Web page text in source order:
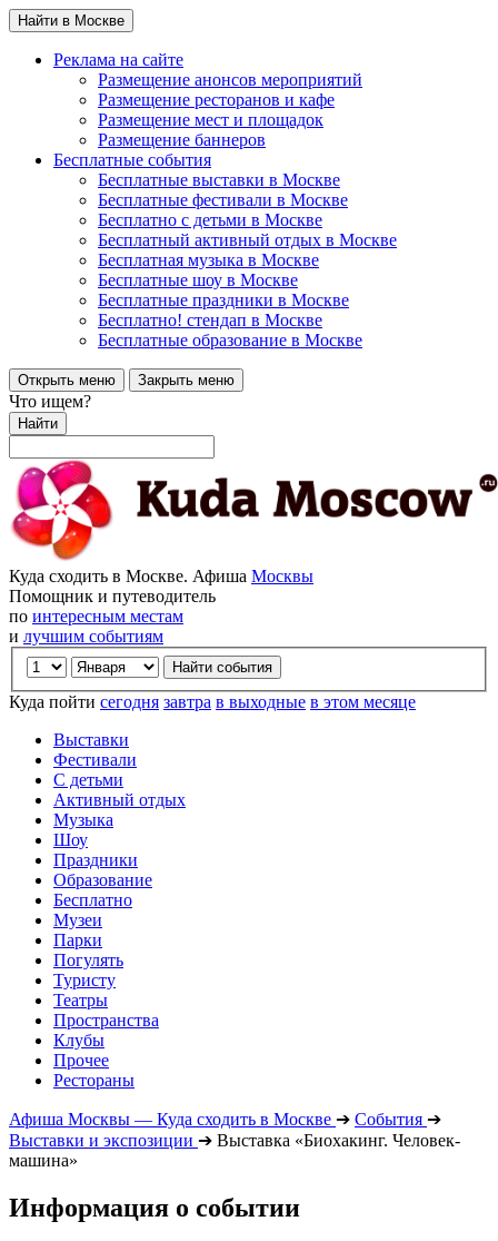
Найти в Москве
Реклама на сайте
Размещение анонсов мероприятий
Размещение ресторанов и кафе
Размещение мест и площадок
Размещение баннеров
Бесплатные события
Бесплатные выставки в Москве
Бесплатные фестивали в Москве
Бесплатно с детьми в Москве
Бесплатный активный отдых в Москве
Бесплатная музыка в Москве
Бесплатные шоу в Москве
Бесплатные праздники в Москве
Бесплатно! стендап в Москве
Бесплатные образование в Москве
Открыть меню Закрыть меню
Что ищем?
Найти
Куда сходить в Москве. Афиша Москвы
Помощник и путеводитель
по интересным местам
и лучшим событиям
Куда пойти сегодня завтра в выходные в этом месяце
Выставки
Фестивали
С детьми
Активный отдых
Музыка
Шоу
Праздники
Образование
Бесплатно
Музеи
Парки
Погулять
Туристу
Театры
Пространства
Клубы
Прочее
Рестораны
Афиша Москвы — Куда сходить в Москве ➔ События ➔
Выставки и экспозиции ➔ Выставка «Биохакинг. Человек-
машина»
Информация о событии